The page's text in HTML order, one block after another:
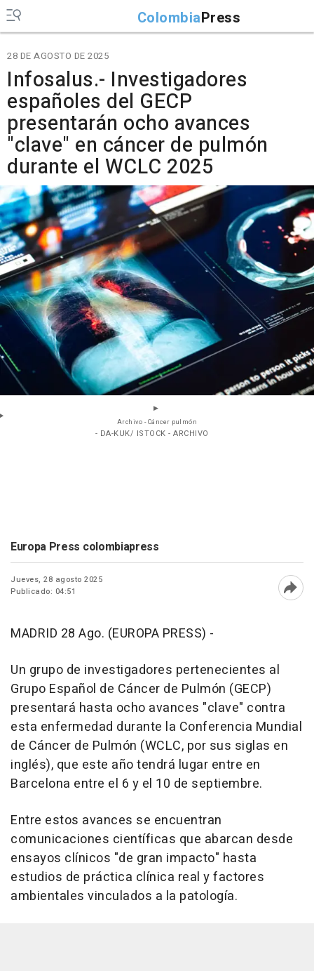
ColombiaPress
28 DE AGOSTO DE 2025
Infosalus.- Investigadores
españoles del GECP
presentarán ocho avances
"clave" en cáncer de pulmón
durante el WCLC 2025
Archivo - Cáncer pulmón
- DA-KUK/ ISTOCK - ARCHIVO
Europa Press colombiapress
Jueves, 28 agosto 2025
Publicado: 04:51
MADRID 28 Ago. (EUROPA PRESS) -
Un grupo de investigadores pertenecientes al
Grupo Español de Cáncer de Pulmón (GECP)
presentará hasta ocho avances "clave" contra
esta enfermedad durante la Conferencia Mundial
de Cáncer de Pulmón (WCLC, por sus siglas en
inglés), que este año tendrá lugar entre en
Barcelona entre el 6 y el 10 de septiembre.
Entre estos avances se encuentran
comunicaciones científicas que abarcan desde
ensayos clínicos "de gran impacto" hasta
estudios de práctica clínica real y factores
ambientales vinculados a la patología.